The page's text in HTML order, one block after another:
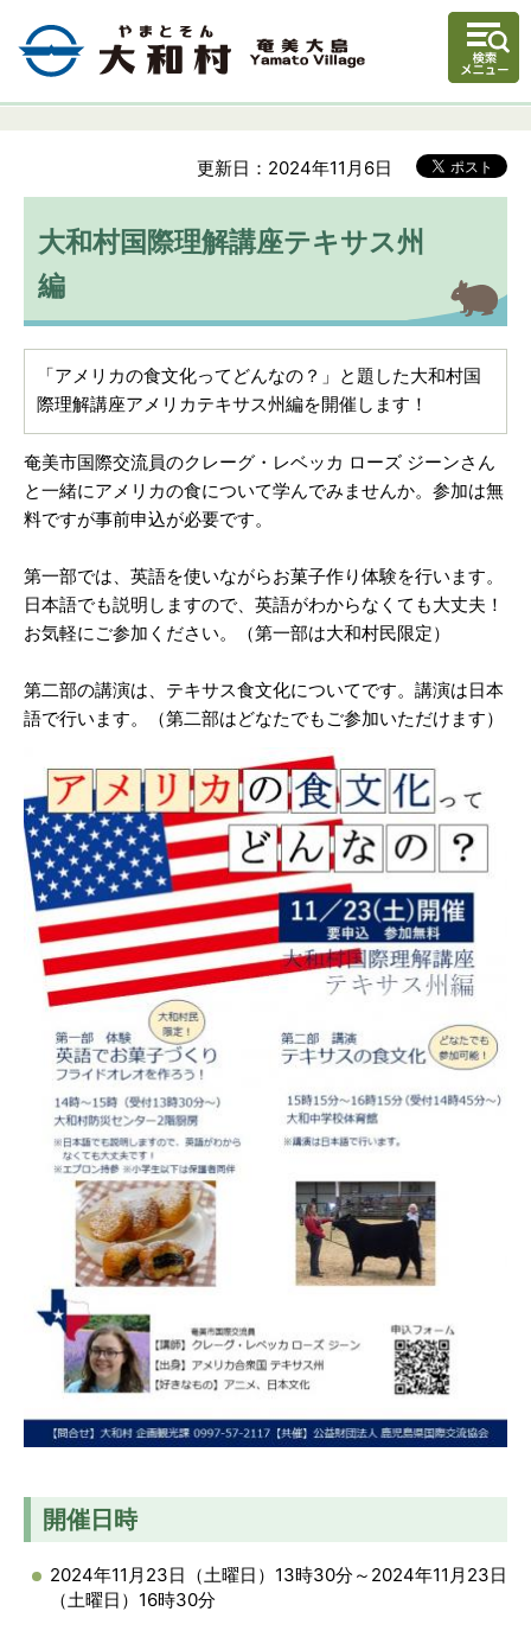
更新日：2024年11月6日
大和村国際理解講座テキサス州
編
「アメリカの食文化ってどんなの？」と題した大和村国
際理解講座アメリカテキサス州編を開催します！
奄美市国際交流員のクレーグ・レベッカ ローズ ジーンさん
と一緒にアメリカの食について学んでみませんか。参加は無
料ですが事前申込が必要です。
第一部では、英語を使いながらお菓子作り体験を行います。
日本語でも説明しますので、英語がわからなくても大丈夫！
お気軽にご参加ください。（第一部は大和村民限定）
第二部の講演は、テキサス食文化についてです。講演は日本
語で行います。（第二部はどなたでもご参加いただけます）
開催日時
2024年11月23日（土曜日）13時30分～2024年11月23日
（土曜日）16時30分